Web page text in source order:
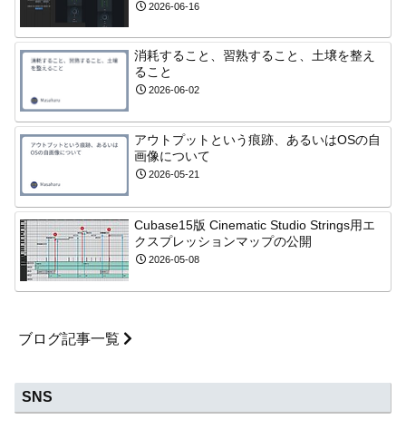
2026-06-16
消耗すること、習熟すること、土壌を整え
ること
2026-06-02
アウトプットという痕跡、あるいはOSの自
画像について
2026-05-21
Cubase15版 Cinematic Studio Strings用エ
クスプレッションマップの公開
2026-05-08
ブログ記事一覧
SNS